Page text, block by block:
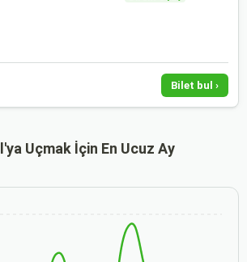
Bilet bul ›
Uçmak İçin En Ucuz Ay